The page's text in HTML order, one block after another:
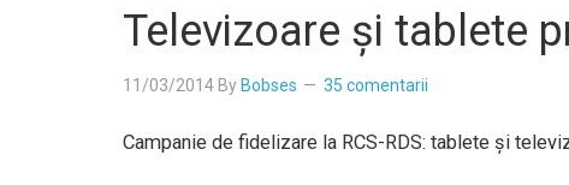
Televizoare şi tablete
11/03/2014 By Bobses 35 comentarii
Campanie de fidelizare la RCS-RDS: tablete şi